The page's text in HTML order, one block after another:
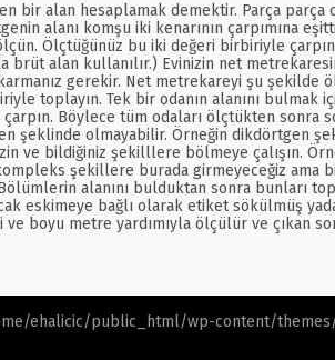
bir alan hesaplamak demektir. Parça
alanı komşu iki kenarının çarpımına
Ölçtüğünüz bu iki değeri birbiriyle
alan kullanılır.) Evinizin net
gerekir. Net metrekareyi şu şekilde
toplayın. Tek bir odanın alanını bulmak
Böylece tüm odaları ölçtükten sonra
şeklinde olmayabilir. Örneğin dikdörtgen
ve bildiğiniz şekilllere bölmeye çalışın.
şekillere burada girmeyeceğiz ama
alanını bulduktan sonra bunları
eskimeye bağlı olarak etiket sökülmüş
boyu metre yardımıyla ölçülür ve çıkan
ehalicic/public_html/wp-content/